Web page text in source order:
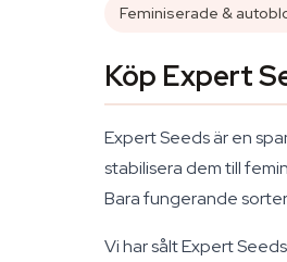
Feminiserade &
Köp Expert
Expert Seeds är en
stabilisera dem till
Bara fungerande
Vi har sålt Expert